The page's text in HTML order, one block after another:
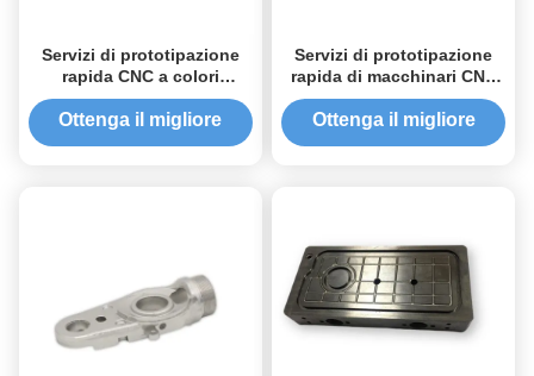
Servizi di prototipazione
rapida CNC a colori
personalizzati con
tolleranza di precisione da
Ottenga il migliore
Servizi di prototipazione
rapida di macchinari CNC
Parti metalliche lavorate a
CNC
Ottenga il migliore